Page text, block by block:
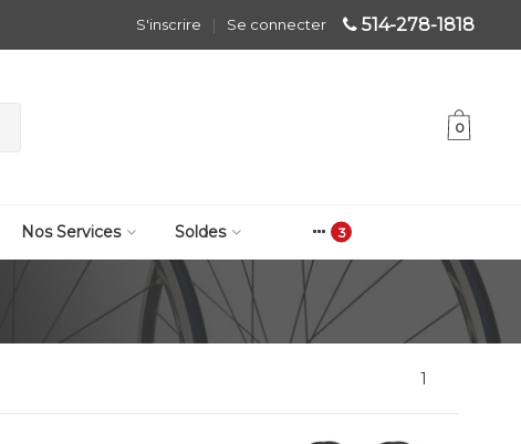
514-278-1818
Se connecter
|
S'inscrire
0
Nos Services Soldes
1